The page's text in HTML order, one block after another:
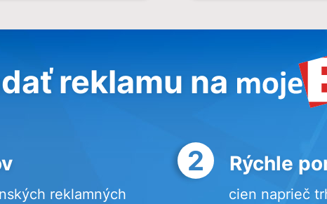
reklamu na
reklamných
2 Rýchle
cien naprieč